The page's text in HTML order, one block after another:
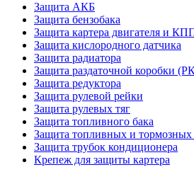
Защита АКБ
Защита бензобака
Защита картера двигателя и
Защита кислородного датчика
Защита радиатора
Защита раздаточной коробки
Защита редуктора
Защита рулевой рейки
Защита рулевых тяг
Защита топливного бака
Защита топливных и тормозных
Защита трубок кондиционера
Крепеж для защиты картера